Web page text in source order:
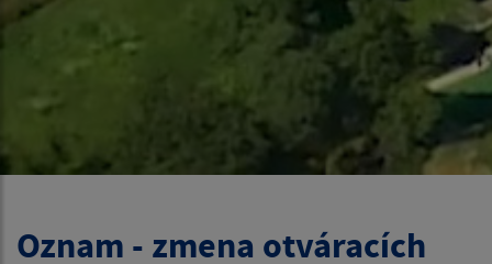
Oznam - zmena otváracích